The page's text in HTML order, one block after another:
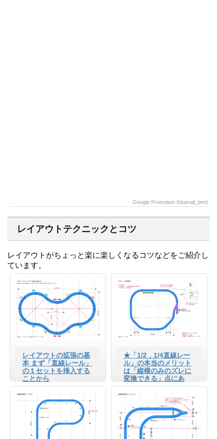
Google Promotion (bluerail_btm)
レイアウトテクニックとコツ
レイアウトがちょっと楽に楽しくなるコツなどをご紹介し
ています。
レイアウトの拡張の基
本 まず「直線レール」
の１セットを挿入する
ことから
★「1/2，1/4直線レー
ル」の本当のメリット
は「縦横のみのズレに
変換できる」点にあ
る！